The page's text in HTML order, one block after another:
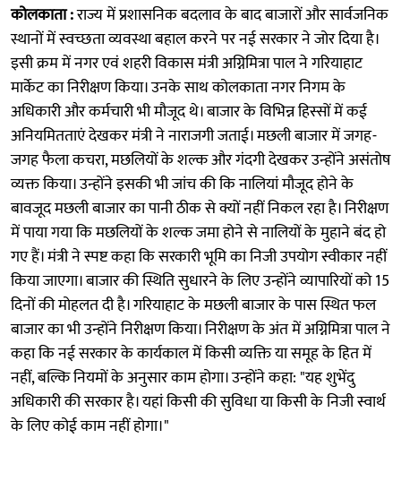
कोलकाता :राज्य में प्रशासनिक बदलाव के बाद बाजारों और सार्वजनिक
स्थानों में स्वच्छता व्यवस्था बहाल करने पर नई सरकार ने जोर दिया है।
इसी क्रम में नगर एवं शहरी विकास मंत्री अग्निमित्रा पाल ने गरियाहाट
मार्केट का निरीक्षण किया। उनके साथ कोलकाता नगर निगम के
अधिकारी और कर्मचारी भी मौजूद थे। बाजार के विभिन्न हिस्सों में कई
अनियमितताएं देखकर मंत्री ने नाराजगी जताई। मछली बाजार में जगह-
जगह फैला कचरा, मछलियों के शल्क और गंदगी देखकर उन्होंने असंतोष
व्यक्त किया। उन्होंने इसकी भी जांच की कि नालियां मौजूद होने के
बावजूद मछली बाजार का पानी ठीक से क्यों नहीं निकल रहा है। निरीक्षण
में पाया गया कि मछलियों के शल्क जमा होने से नालियों के मुहाने बंद हो
गए हैं। मंत्री ने स्पष्ट कहा कि सरकारी भूमि का निजी उपयोग स्वीकार नहीं
किया जाएगा। बाजार की स्थिति सुधारने के लिए उन्होंने व्यापारियों को 15
दिनों की मोहलत दी है। गरियाहाट के मछली बाजार के पास स्थित फल
बाजार का भी उन्होंने निरीक्षण किया। निरीक्षण के अंत में अग्निमित्रा पाल ने
कहा कि नई सरकार के कार्यकाल में किसी व्यक्ति या समूह के हित में
नहीं, बल्कि नियमों के अनुसार काम होगा। उन्होंने कहा: "यह शुभेंदु
अधिकारी की सरकार है। यहां किसी की सुविधा या किसी के निजी स्वार्थ
के लिए कोई काम नहीं होगा।"